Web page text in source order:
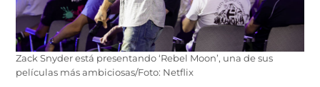
Zack Snyder está presentando ‘Rebel Moon’, una de sus
películas más ambiciosas/Foto: Netflix